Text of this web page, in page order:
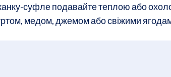
суфле подавайте теплою або
медом, джемом або свіжими